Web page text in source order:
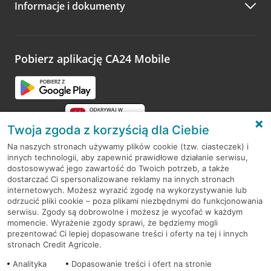
Zachęcamy do podzielenia się z nami opinią o wizycie.
opinie.
Informacje i dokumenty
Pobierz aplikację CA24 Mobile
RODO
Regulamin serwisu
Mapa serwisu
PolitykaCookies
Twoja zgoda z korzyścią dla Ciebie
Na naszych stronach używamy plików cookie (tzw. ciasteczek) i
innych technologii, aby zapewnić prawidłowe działanie serwisu,
dostosowywać jego zawartość do Twoich potrzeb, a także
dostarczać Ci spersonalizowane reklamy na innych stronach
internetowych. Możesz wyrazić zgodę na wykorzystywanie lub
odrzucić pliki cookie – poza plikami niezbędnymi do funkcjonowania
serwisu. Zgody są dobrowolne i możesz je wycofać w każdym
momencie. Wyrażenie zgody sprawi, że będziemy mogli
prezentować Ci lepiej dopasowane treści i oferty na tej i innych
stronach Credit Agricole.
Analityka
Dopasowanie treści i ofert na stronie